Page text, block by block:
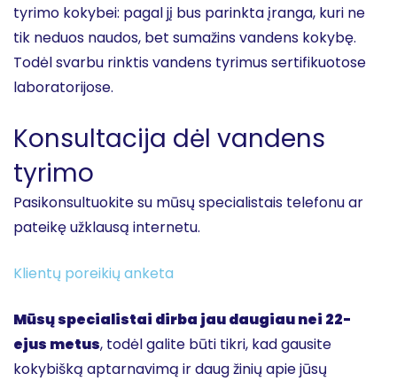
tyrimo kokybei: pagal jį bus parinkta įranga, kuri ne
tik neduos naudos, bet sumažins vandens kokybę.
Todėl svarbu rinktis vandens tyrimus sertifikuotose
laboratorijose.
Konsultacija dėl vandens
tyrimo
Pasikonsultuokite su mūsų specialistais telefonu ar
pateikę užklausą internetu.
Klientų poreikių anketa
Mūsų specialistai dirba jau daugiau nei 22-
ejus metus, todėl galite būti tikri, kad gausite
kokybišką aptarnavimą ir daug žinių apie jūsų